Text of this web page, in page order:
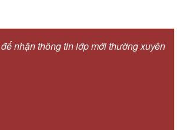
nhận thông tin lớp mới thường xuyên